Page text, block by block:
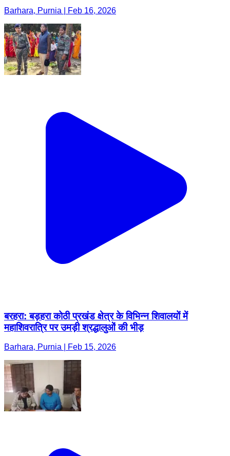
Barhara, Purnia | Feb 16, 2026
बरहरा: बड़हरा कोठी प्रखंड क्षेत्र के विभिन्न शिवालयों में
महाशिवरात्रि पर उमड़ी श्रद्धालुओं की भीड़
Barhara, Purnia | Feb 15, 2026